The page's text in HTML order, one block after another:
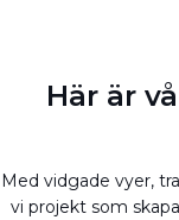
Här är
Med vidgade vyer,
vi projekt som